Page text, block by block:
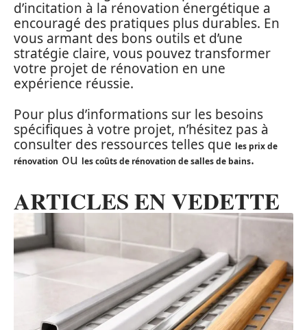
d’incitation à la rénovation énergétique a
encouragé des pratiques plus durables. En
vous armant des bons outils et d’une
stratégie claire, vous pouvez transformer
votre projet de rénovation en une
expérience réussie.
Pour plus d’informations sur les besoins
spécifiques à votre projet, n’hésitez pas à
consulter des ressources telles que les prix de
rénovation ou les coûts de rénovation de salles de bains.
ARTICLES EN VEDETTE